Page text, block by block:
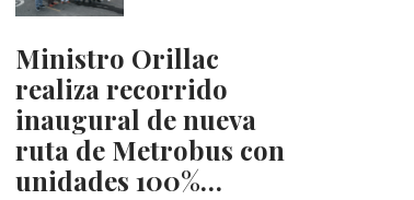
Ministro Orillac
realiza recorrido
inaugural de nueva
ruta de Metrobus con
unidades 100%…